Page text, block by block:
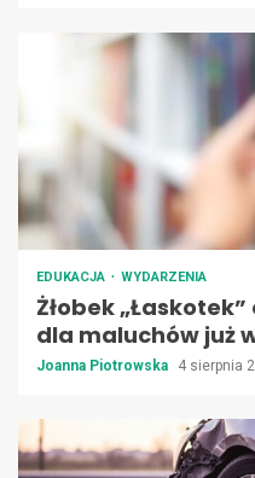
EDUKACJA WYDARZENIA
Żłobek
dla maluchów już
Joanna Piotrowska 4 sierpnia